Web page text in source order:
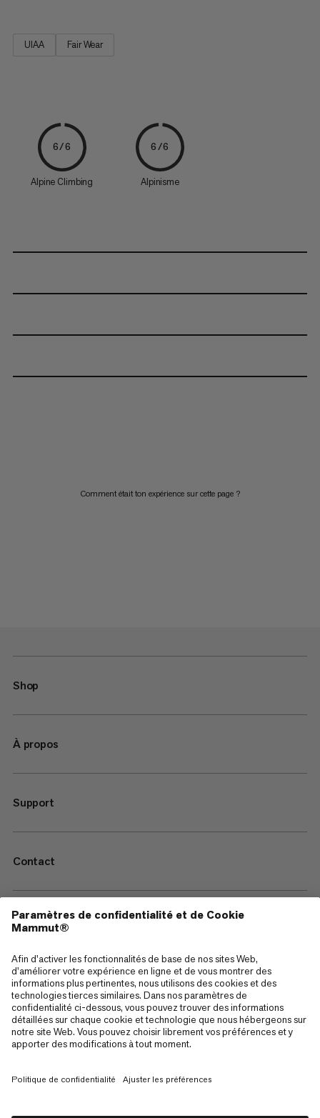
UIAA Fair Wear
6/6
Alpine Climbing
6/6
Alpinisme
Comment était ton expérience sur cette page ?
Shop
À propos
Support
Contact
—
Sitemap
Cookies
Mentions Légales